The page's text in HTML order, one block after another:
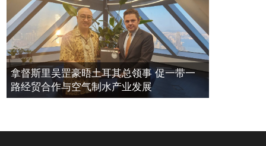
拿督斯里吴罡豪晤土耳其总领事 促一带一
路经贸合作与空气制水产业发展